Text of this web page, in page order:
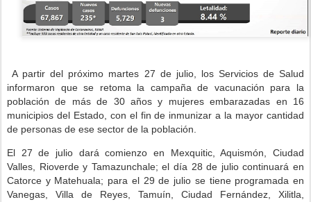
A partir del próximo martes 27 de julio, los Servicios de Salud
informaron que se retoma la campaña de vacunación para la
población de más de 30 años y mujeres embarazadas en 16
municipios del Estado, con el fin de inmunizar a la mayor cantidad
de personas de ese sector de la población.
El 27 de julio dará comienzo en Mexquitic, Aquismón, Ciudad
Valles, Rioverde y Tamazunchale; el día 28 de julio continuará en
Catorce y Matehuala; para el 29 de julio se tiene programada en
Vanegas, Villa de Reyes, Tamuín, Ciudad Fernández, Xilitla,